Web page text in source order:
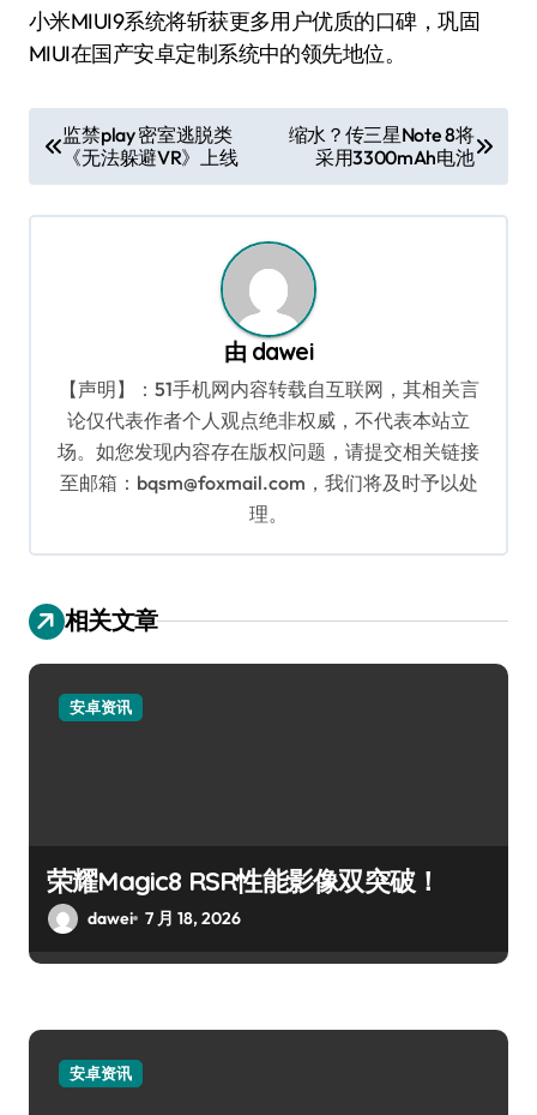
小米MIUI9系统将斩获更多用户优质的口碑，巩固
MIUI在国产安卓定制系统中的领先地位。
章
导
监禁play 密室逃脱类
《无法躲避VR》上线
缩水？传三星Note 8将
采用3300mAh电池
由 dawei
【声明】：51手机网内容转载自互联网，其相关言
论仅代表作者个人观点绝非权威，不代表本站立
场。如您发现内容存在版权问题，请提交相关链接
至邮箱：bqsm@foxmail.com，我们将及时予以处
理。
相关文章
安卓资讯
荣耀Magic8 RSR性能影像双突破！
dawei 7 月 18, 2026
安卓资讯